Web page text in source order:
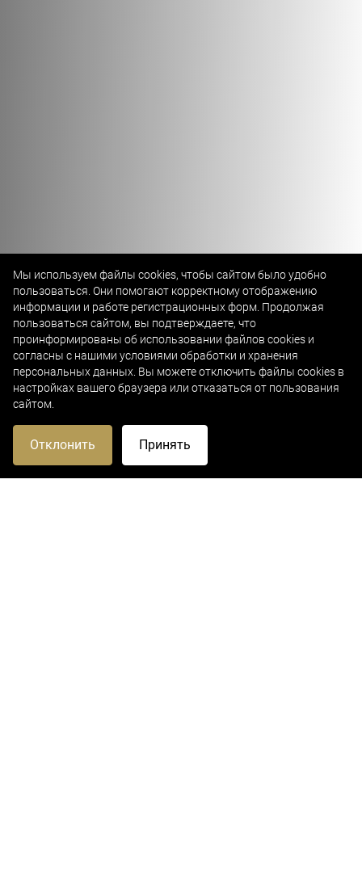
Мы используем файлы cookies, чтобы сайтом было удобно
пользоваться. Они помогают корректному отображению
информации и работе регистрационных форм. Продолжая
пользоваться сайтом, вы подтверждаете, что
проинформированы об использовании файлов cookies и
согласны с нашими условиями обработки и хранения
персональных данных . Вы можете отключить файлы cookies в
настройках вашего браузера или отказаться от пользования
сайтом.
Отклонить Принять